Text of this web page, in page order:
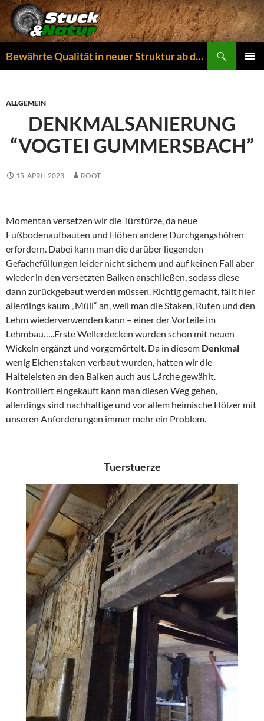
Zum
Inhalt
springen
Bewährte Qualität in neuer Struktur ab dem 01.04.2026
ALLGEMEIN
DENKMALSANIERUNG
“VOGTEI GUMMERSBACH”
15. APRIL 2023 ROOT
Momentan versetzen wir die Türstürze, da neue
Fußbodenaufbauten und Höhen andere Durchgangshöhen
erfordern. Dabei kann man die darüber liegenden
Gefachefüllungen leider nicht sichern und auf keinen Fall aber
wieder in den versetzten Balken anschließen, sodass diese
dann zurückgebaut werden müssen. Richtig gemacht, fällt hier
allerdings kaum „Müll“ an, weil man die Staken, Ruten und den
Lehm wiederverwenden kann – einer der Vorteile im
Lehmbau…..Erste Wellerdecken wurden schon mit neuen
Wickeln ergänzt und vorgemörtelt. Da in diesem Denkmal
wenig Eichenstaken verbaut wurden, hatten wir die
Halteleisten an den Balken auch aus Lärche gewählt.
Kontrolliert eingekauft kann man diesen Weg gehen,
allerdings sind nachhaltige und vor allem heimische Hölzer mit
unseren Anforderungen immer mehr ein Problem.
Tuerstuerze